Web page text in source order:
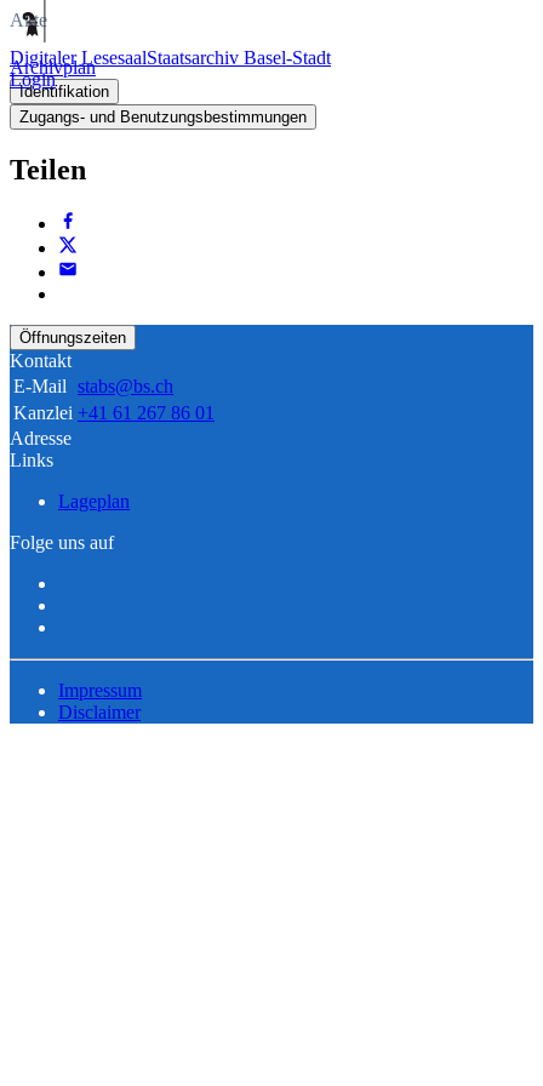
Digitaler LesesaalStaatsarchiv Basel-Stadt
Login
Akte
Archivplan
Identifikation
Zugangs- und Benutzungsbestimmungen
Teilen
Öffnungszeiten
Kontakt
E-Mail stabs@bs.ch
Kanzlei +41 61 267 86 01
Adresse
Links
Lageplan
Folge uns auf
Impressum
Disclaimer